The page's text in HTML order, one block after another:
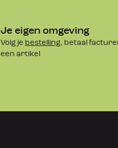
Je eigen omgeving
Volg je bestelling, betaal
een artikel